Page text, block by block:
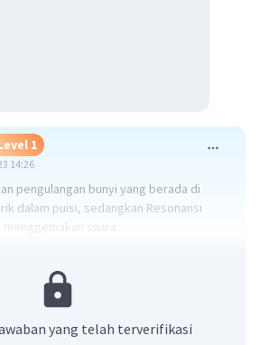
1
14:26
pengulangan bunyi yang berada di
dalam puisi, sedangkan Resonansi
suara.
yang telah terverifikasi